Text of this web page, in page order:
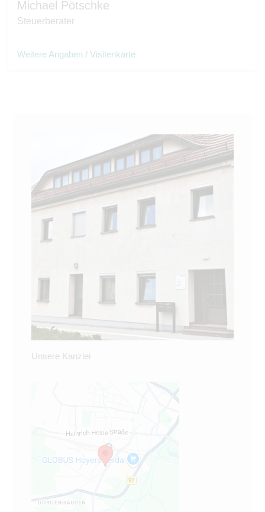
Michael Pötschke
Steuerberater
Weitere Angaben / Visitenkarte
Unsere Kanzlei